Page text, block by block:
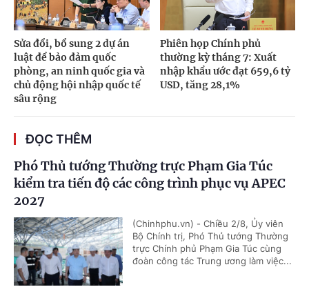
Sửa đổi, bổ sung 2 dự án
luật để bảo đảm quốc
phòng, an ninh quốc gia và
chủ động hội nhập quốc tế
sâu rộng
Phiên họp Chính phủ
thường kỳ tháng 7: Xuất
nhập khẩu ước đạt 659,6 tỷ
USD, tăng 28,1%
ĐỌC THÊM
Phó Thủ tướng Thường trực Phạm Gia Túc
kiểm tra tiến độ các công trình phục vụ APEC
2027
(Chinhphu.vn) - Chiều 2/8, Ủy viên
Bộ Chính trị, Phó Thủ tướng Thường
trực Chính phủ Phạm Gia Túc cùng
đoàn công tác Trung ương làm việc...